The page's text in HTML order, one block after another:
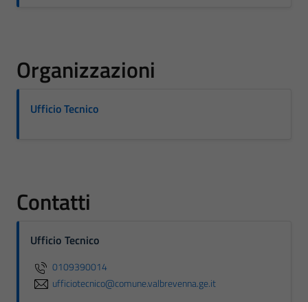
Organizzazioni
Ufficio Tecnico
Contatti
Ufficio Tecnico
0109390014
ufficiotecnico@comune.valbrevenna.ge.it